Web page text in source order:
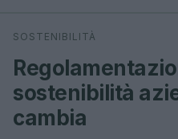
Cerca
SOSTENIBILITÀ
sostenibilità
cambia